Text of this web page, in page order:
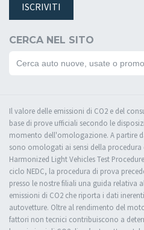
ISCRIVITI
CERCA NEL SITO
Il valore delle emissioni di CO2 e del
base di prove ufficiali secondo le
momento dell'omologazione. A partire
sono omologati ai sensi della procedura
Harmonized Light Vehicles Test
ciclo NEDC, la procedura di prova
presso le nostre filiali una guida relativa
emissioni di CO2 che riporta i dati
autovetture. Oltre al rendimento del
fattori non tecnici contribuiscono a